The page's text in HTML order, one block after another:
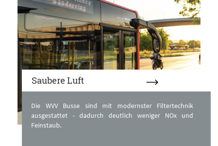
Saubere Luft
Die WVV Busse sind mit modernster Filtertechnik
ausgestattet - dadurch deutlich weniger NOx und
Feinstaub.